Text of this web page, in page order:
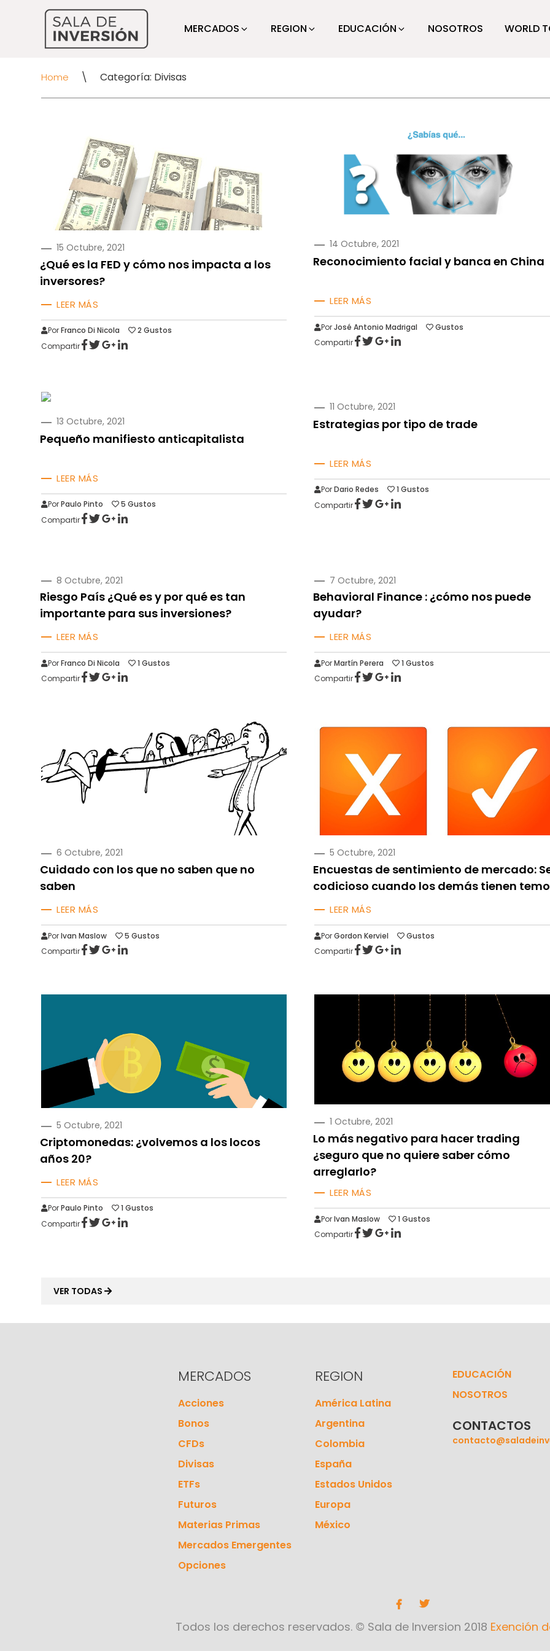
MERCADOS REGION EDUCACIÓN NOSOTROS WORLD
Home \ Categoría: Divisas
PUBLICADO
15 Octubre, 2021
¿Qué es la FED y cómo nos impacta a los
inversores?
LEER MÁS
PorFranco Di Nicola 2 Gustos
Compartir
PUBLICADO
14 Octubre, 2021
Reconocimiento facial y banca en China
LEER MÁS
PorJosé Antonio Madrigal
Gustos
Compartir
PUBLICADO
13 Octubre, 2021
Pequeño manifiesto anticapitalista
LEER MÁS
PorPaulo Pinto 5 Gustos
Compartir
PUBLICADO
11 Octubre, 2021
Estrategias por tipo de trade
LEER MÁS
PorDario Redes 1 Gustos
Compartir
PUBLICADO
8 Octubre, 2021
Riesgo País ¿Qué es y por qué es tan
importante para sus inversiones?
LEER MÁS
PorFranco Di Nicola 1 Gustos
Compartir
PUBLICADO
7 Octubre, 2021
Behavioral Finance : ¿cómo nos puede
ayudar?
LEER MÁS
PorMartín Perera 1 Gustos
Compartir
PUBLICADO
6 Octubre, 2021
Cuidado con los que no saben que no
saben
LEER MÁS
PorIvan Maslow 5 Gustos
Compartir
PUBLICADO
5 Octubre, 2021
Encuestas de sentimiento de mercado:
codicioso cuando los demás tienen
LEER MÁS
PorGordon Kerviel
Gustos
Compartir
PUBLICADO
5 Octubre, 2021
Criptomonedas: ¿volvemos a los locos
años 20?
LEER MÁS
PorPaulo Pinto 1 Gustos
Compartir
PUBLICADO
1 Octubre, 2021
Lo más negativo para hacer trading
¿seguro que no quiere saber cómo
arreglarlo?
LEER MÁS
PorIvan Maslow 1 Gustos
Compartir
VER TODAS
MERCADOS
Acciones
Bonos
CFDs
Divisas
ETFs
Futuros
Materias Primas
Mercados Emergentes
Opciones
REGION
América Latina
Argentina
Colombia
España
Estados Unidos
Europa
México
EDUCACIÓN
NOSOTROS
CONTACTOS
Todos los derechos reservados. © Sala de Inversion 2018 Exención